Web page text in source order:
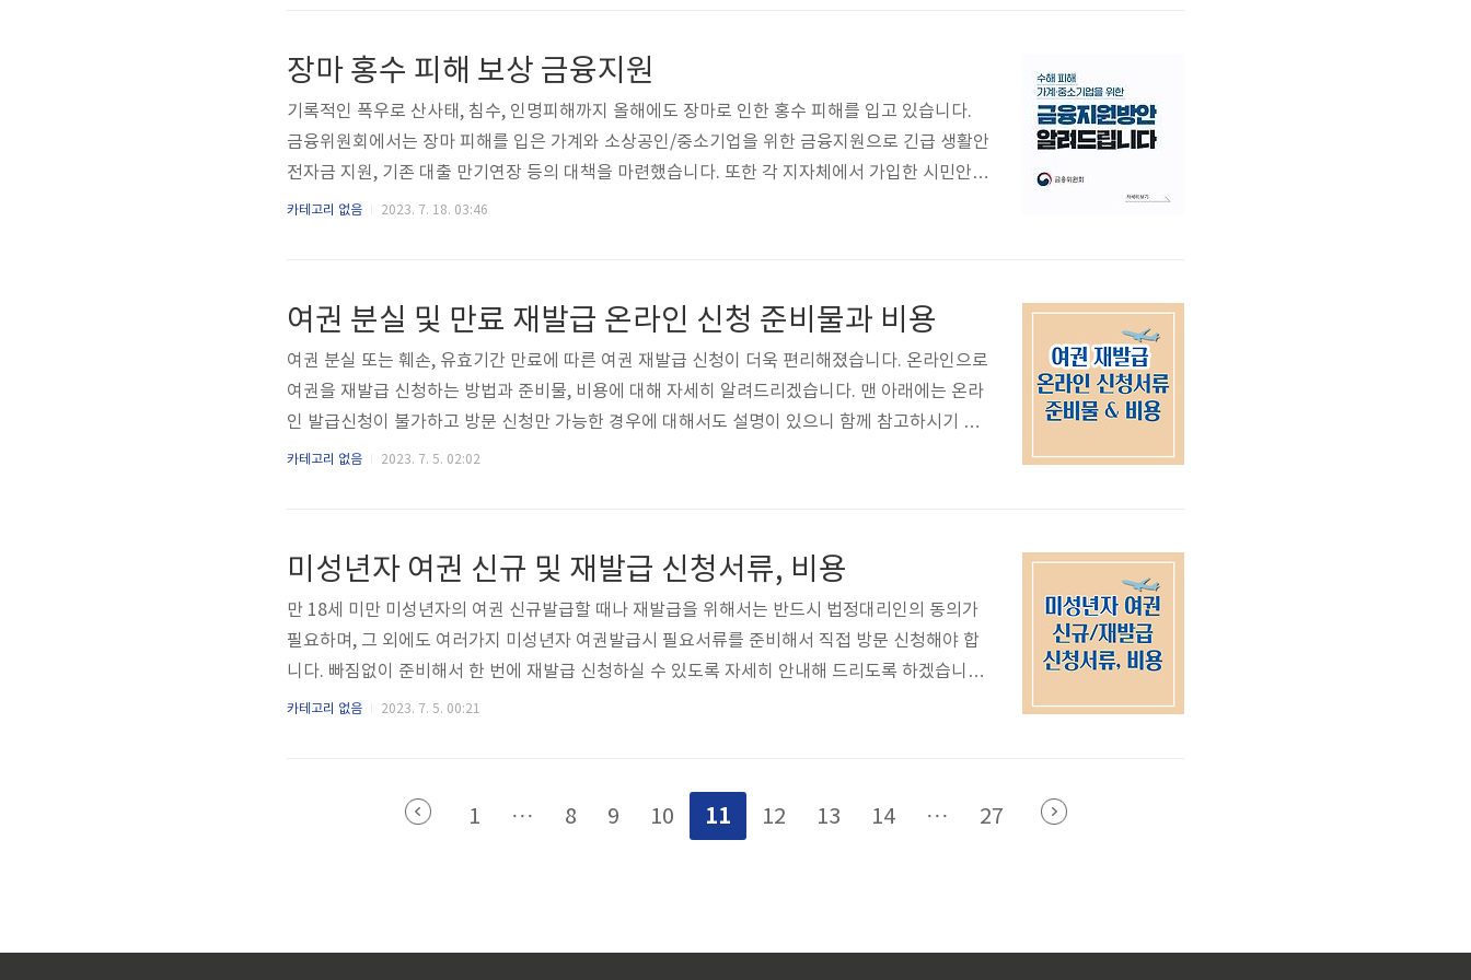
본인명의 금융계좌 가족관계증명서(주민등록번호 전부 공..
장마 홍수 피해 보상 금융지원
기록적인 폭우로 산사태, 침수, 인명피해까지 올해에도 장마로 인한 홍수 피해를 입고 있습니다.
금융위원회에서는 장마 피해를 입은 가계와 소상공인/중소기업을 위한 금융지원으로 긴급 생활안
전자금 지원, 기존 대출 만기연장 등의 대책을 마련했습니다. 또한 각 지자체에서 가입한 시민안전
보험을 통해 홍수, 태풍, 강풍 등과 같은 자연재난으로 사망하였거나 후유장해를 입은 경우 보상을
최대한도가 다르고, 무이자로 대출을 진행하는 곳도 있으니 조..
카테고리 없음 2023. 7. 18. 03:46
여권 분실 및 만료 재발급 온라인 신청 준비물과 비용
여권 분실 또는 훼손, 유효기간 만료에 따른 여권 재발급 신청이 더욱 편리해졌습니다. 온라인으로
여권을 재발급 신청하는 방법과 준비물, 비용에 대해 자세히 알려드리겠습니다. 맨 아래에는 온라
인 발급신청이 불가하고 방문 신청만 가능한 경우에 대해서도 설명이 있으니 함께 참고하시기 바
랍니다. [목차여기] 1. 유효기간 만료에 따른 재발급 갖고 있는 여권의 유효기간이 만료되었을 때
발급 - 구비 서류 여권발급신청서 [작성예시 클릭..
카테고리 없음 2023. 7. 5. 02:02
미성년자 여권 신규 및 재발급 신청서류, 비용
만 18세 미만 미성년자의 여권 신규발급할 때나 재발급을 위해서는 반드시 법정대리인의 동의가
필요하며, 그 외에도 여러가지 미성년자 여권발급시 필요서류를 준비해서 직접 방문 신청해야 합
니다. 빠짐없이 준비해서 한 번에 재발급 신청하실 수 있도록 자세히 안내해 드리도록 하겠습니다.
[목차여기] 구비서류 미성년자 여권발급시 필요서류는 신규발급과 재발급 모두 5가지 구비서류가
인서, 전자본인서명서 (법정대리인동의서에 서명(날인)한 법정대리인이 직접 방문하는 경우 생
략) 여권발급 신청자의 기본증명서, 가족관계증명서 등 가족..
카테고리 없음 2023. 7. 5. 00:21
1 ··· 8 9 10 11 12 13 14 ··· 27